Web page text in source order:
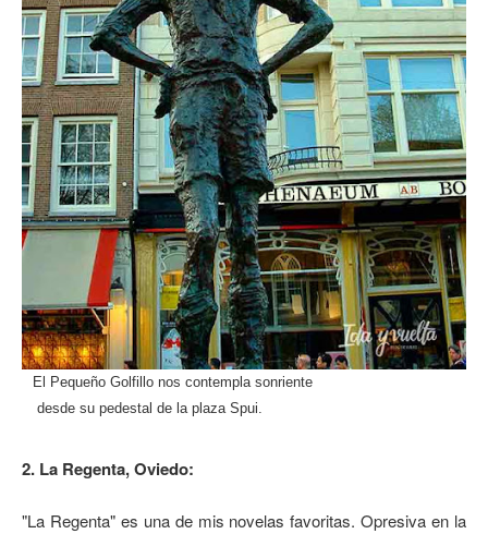
El Pequeño Golfillo nos contempla sonriente
desde su pedestal de la plaza Spui.
2. La Regenta, Oviedo:
"La Regenta" es una de mis novelas favoritas. Opresiva en la